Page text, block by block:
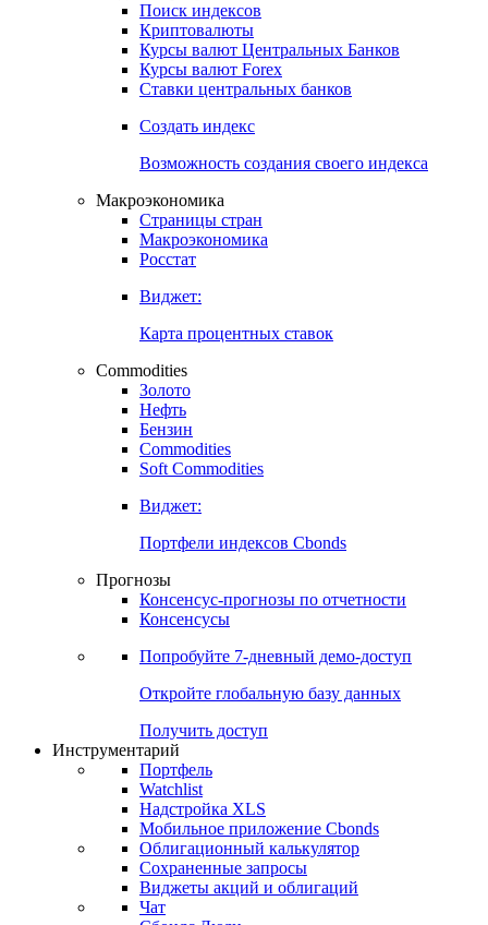
Получить доступ
Индикаторы рынка
Поиск индексов
Курсы валют Центральных Банков
Ставки центральных банков
Создать индекс
Возможность создания своего индекса
Страницы стран
Росстат
Виджет:
Карта процентных ставок
Commodities
Золото
Бензин
Soft Commodities
Виджет:
Портфели индексов Cbonds
Прогнозы
Консенсусы
Попробуйте7-дневный
Откройте глобальную базу данных
Получить доступ
Инструментарий
Портфель
Watchlist
Надстройка XLS
Мобильное приложение Cbonds